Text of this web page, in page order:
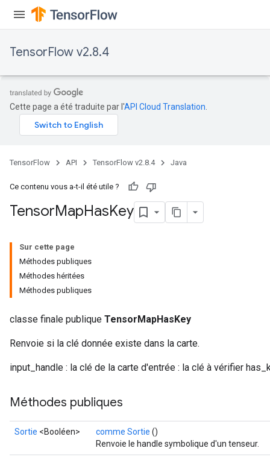
TensorFlow v2.8.4
Cette page a été traduite par l'API Cloud Translation
TensorFlow API TensorFlow v2.8.4 Java
Ce contenu vous a-t-il été utile ?
TensorMapHasKey
Sur cette page
Méthodes publiques
Méthodes héritées
Méthodes publiques
classe finale publique TensorMapHasKey
Renvoie si la clé donnée existe dans la carte.
input_handle : la clé de la carte d'entrée : la clé à vérifier
Méthodes publiques
Sortie <Booléen> comme Sortie ()
Renvoie le handle symbolique d'un tenseur.